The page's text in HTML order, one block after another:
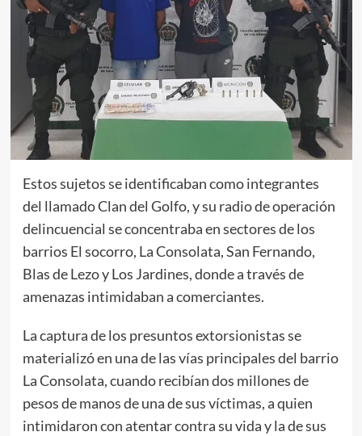
Estos sujetos se identificaban como integrantes
del llamado Clan del Golfo, y su radio de operación
delincuencial se concentraba en sectores de los
barrios El socorro, La Consolata, San Fernando,
Blas de Lezo y Los Jardines, donde a través de
amenazas intimidaban a comerciantes.
La captura de los presuntos extorsionistas se
materializó en una de las vías principales del barrio
La Consolata, cuando recibían dos millones de
pesos de manos de una de sus víctimas, a quien
intimidaron con atentar contra su vida y la de sus